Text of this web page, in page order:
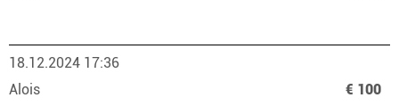
18.12.2024 17:36
Alois
€ 100